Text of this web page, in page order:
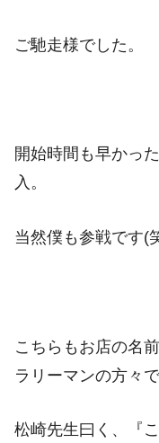
ご馳走様でした。
開始時間も早かっ
入。
当然僕も参戦です(
こちらもお店の名
ラリーマンの方々
松崎先生曰く、『